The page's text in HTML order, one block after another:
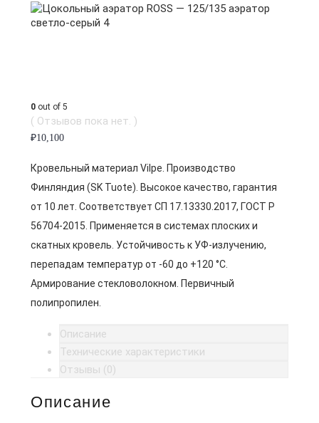
0 out of 5
( Отзывов пока нет. )
₽10,100
Кровельный материал Vilpe. Производство
Финляндия (SK Tuote). Высокое качество, гарантия
от 10 лет. Соответствует СП 17.13330.2017, ГОСТ Р
56704-2015. Применяется в системах плоских и
скатных кровель. Устойчивость к УФ-излучению,
перепадам температур от -60 до +120 °C.
Армирование стекловолокном. Первичный
полипропилен.
Описание
Технические характеристики
Отзывы (0)
Описание